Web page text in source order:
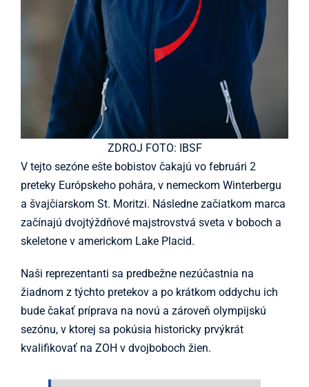
ZDROJ FOTO: IBSF
V tejto sezóne ešte bobistov čakajú vo februári 2
preteky Európskeho pohára, v nemeckom Winterbergu
a švajčiarskom St. Moritzi. Následne začiatkom marca
začínajú dvojtýždňové majstrovstvá sveta v boboch a
skeletone v americkom Lake Placid.
Naši reprezentanti sa predbežne nezúčastnia na
žiadnom z týchto pretekov a po krátkom oddychu ich
bude čakať príprava na novú a zároveň olympijskú
sezónu, v ktorej sa pokúsia historicky prvýkrát
kvalifikovať na ZOH v dvojboboch žien.